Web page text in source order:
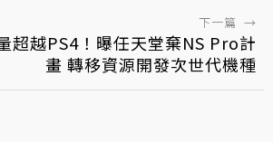
下一篇 →
超越PS4！曝任天堂棄NS Pro計
畫 轉移資源開發次世代機種